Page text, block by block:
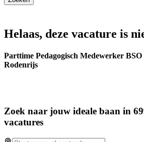
Helaas, deze vacature is
Parttime Pedagogisch Medewerker
Rodenrijs
Zoek naar jouw ideale baan in
vacatures